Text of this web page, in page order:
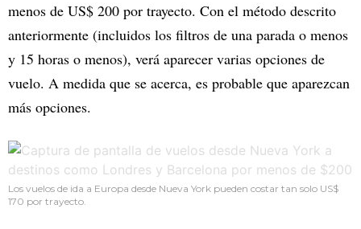
menos de US$ 200 por trayecto. Con el método descrito
anteriormente (incluidos los filtros de una parada o menos
y 15 horas o menos), verá aparecer varias opciones de
vuelo. A medida que se acerca, es probable que aparezcan
más opciones.
Los vuelos de ida a Europa desde Nueva York pueden costar tan solo US$
170 por trayecto.